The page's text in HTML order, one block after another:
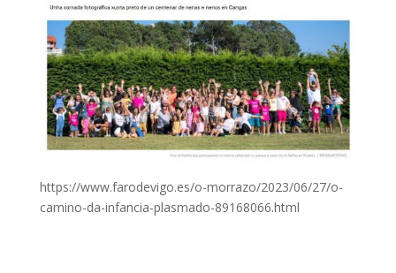
https://www.farodevigo.es/o-morrazo/2023/06/27/o-
camino-da-infancia-plasmado-89168066.html